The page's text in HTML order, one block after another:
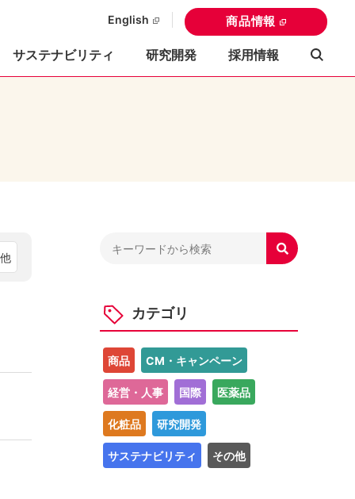
English 商品情報
サステナビリティ 研究開発 採用情報

カテゴリ
商品 CM・キャンペーン
経営・人事 国際 医薬品
化粧品 研究開発
サステナビリティ その他